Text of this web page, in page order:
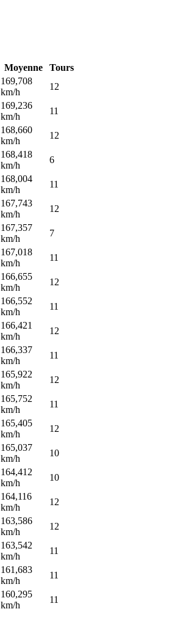
Moyenne
Tours
169,708
km/h
12
169,236
km/h
11
168,660
km/h
12
168,418
km/h
6
168,004
km/h
11
167,743
km/h
12
167,357
km/h
7
167,018
km/h
11
166,655
km/h
12
166,552
km/h
11
166,421
km/h
12
166,337
km/h
11
165,922
km/h
12
165,752
km/h
11
165,405
km/h
12
165,037
km/h
10
164,412
km/h
10
164,116
km/h
12
163,586
km/h
12
163,542
km/h
11
161,683
km/h
11
160,295
km/h
11